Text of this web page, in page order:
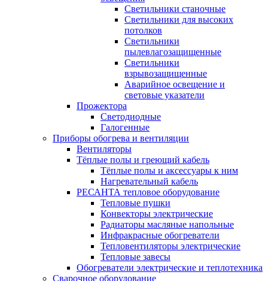
Светильники станочные
Светильники для высоких
потолков
Светильники
пылевлагозащищенные
Светильники
взрывозащищенные
Аварийное освещение и
световые указатели
Прожектора
Светодиодные
Галогенные
Приборы обогрева и вентиляции
Вентиляторы
Тёплые полы и греющий кабель
Тёплые полы и аксессуары к ним
Нагревательный кабель
РЕСАНТА тепловое оборудование
Тепловые пушки
Конвекторы электрические
Радиаторы масляные напольные
Инфракрасные обогреватели
Тепловентиляторы электрические
Тепловые завесы
Обогреватели электрические и теплотехника
Сварочное оборудование